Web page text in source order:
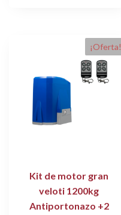
¡Oferta!
Kit de motor gran
veloti 1200kg
Antiportonazo +2